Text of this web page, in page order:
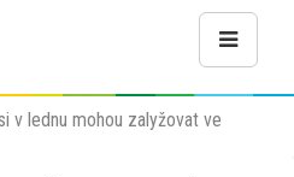
v lednu mohou zalyžovat ve